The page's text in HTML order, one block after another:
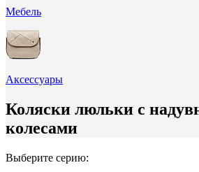
Мебель
Аксессуары
Коляски люльки с
колесами
Выберите серию: